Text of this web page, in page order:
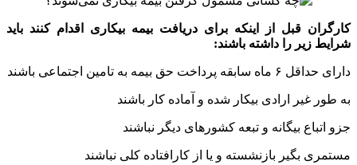
کارگران قبل از اینکه برای دریافت بیمه بیکاری اقدام کنند باید
شرایط زیر را داشته باشند:
دارای حداقل ۶ ماه سابقه پرداخت حق بیمه به تامین اجتماعی باشند
به طور غیر ارادی بیکار شده‌ و آماده کار باشند
جزو اتباع بیگانه و تبعه کشورهای دیگر نباشند
مستمری بگیر بازنشسته و یا از کارافتاده کلی نباشند